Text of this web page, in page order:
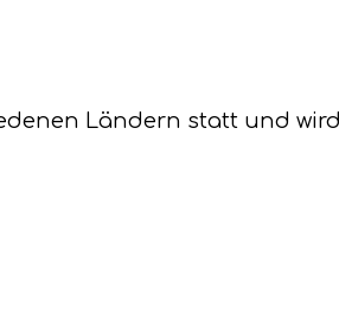
Ländern statt und wird